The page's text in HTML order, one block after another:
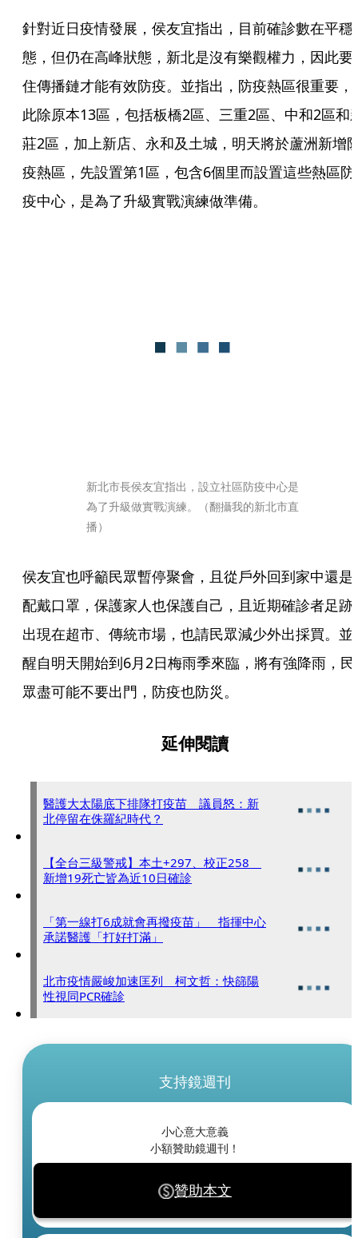
針對近日疫情發展，侯友宜指出，目前確診數在平穩
態，但仍在高峰狀態，新北是沒有樂觀權力，因此要
住傳播鏈才能有效防疫。並指出，防疫熱區很重要，
此除原本13區，包括板橋2區、三重2區、中和2區和
莊2區，加上新店、永和及土城，明天將於蘆洲新增
疫熱區，先設置第1區，包含6個里而設置這些熱區防
疫中心，是為了升級實戰演練做準備。
新北市長侯友宜指出，設立社區防疫中心是
為了升級做實戰演練。（翻攝我的新北市直
播）
侯友宜也呼籲民眾暫停聚會，且從戶外回到家中還是
配戴口罩，保護家人也保護自己，且近期確診者足跡
出現在超市、傳統市場，也請民眾減少外出採買。並
醒自明天開始到6月2日梅雨季來臨，將有強降雨，民
眾盡可能不要出門，防疫也防災。
延伸閱讀
醫護大太陽底下排隊打疫苗 議員怒：新
北停留在侏羅紀時代？
【全台三級警戒】本土+297、校正258
新增19死亡皆為近10日確診
「第一線打6成就會再撥疫苗」 指揮中心
承諾醫護「打好打滿」
北市疫情嚴峻加速匡列 柯文哲：快篩陽
性視同PCR確診
支持鏡週刊
小心意大意義
小額贊助鏡週刊！
贊助本文